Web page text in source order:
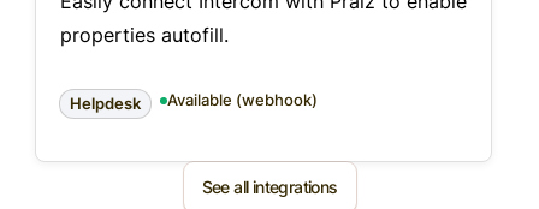
properties autofill.
Helpdesk Available (webhook)
See all integrations